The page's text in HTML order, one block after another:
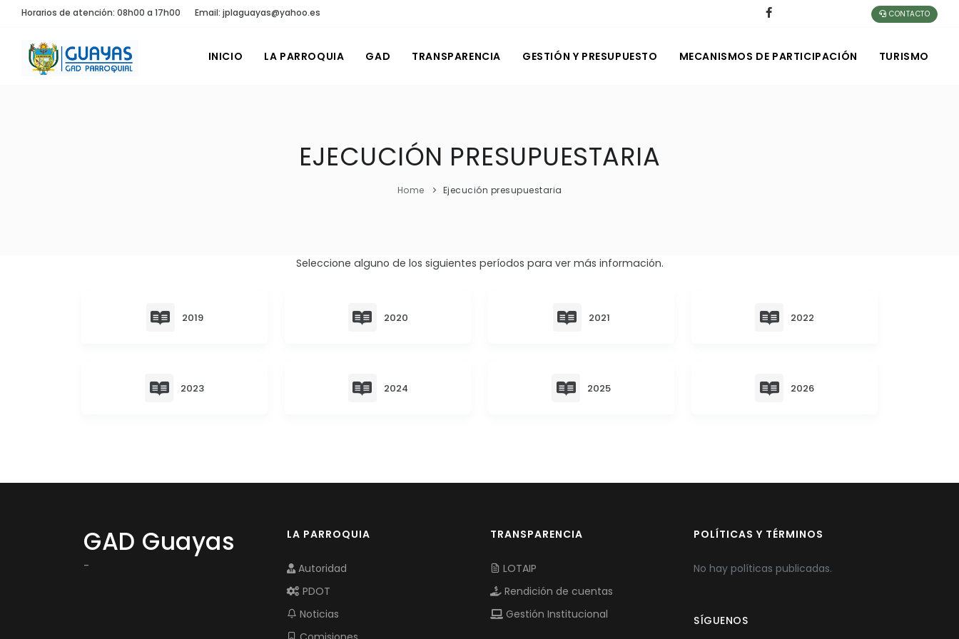
Horarios de atención: 08h00 a 17h00 Email: jplaguayas@yahoo.es CONTACTO
INICIO LA PARROQUIA GAD TRANSPARENCIA GESTIÓN Y PRESUPUESTO MECANISMOS DE PARTICIPACIÓN TURISMO
EJECUCIÓN PRESUPUESTARIA
Home Ejecución presupuestaria
Seleccione alguno de los siguientes períodos para ver más información.
2019 2020 2021 2022
2023 2024 2025 2026
GAD Guayas
-
LA PARROQUIA
Autoridad
PDOT
Noticias
TRANSPARENCIA
LOTAIP
Rendición de cuentas
Gestión Institucional
POLÍTICAS Y TÉRMINOS
No hay políticas publicadas.
SÍGUENOS